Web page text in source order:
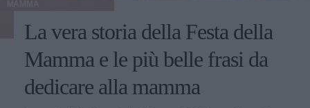
La vera storia della Festa della
Mamma e le più belle frasi da
dedicare alla mamma